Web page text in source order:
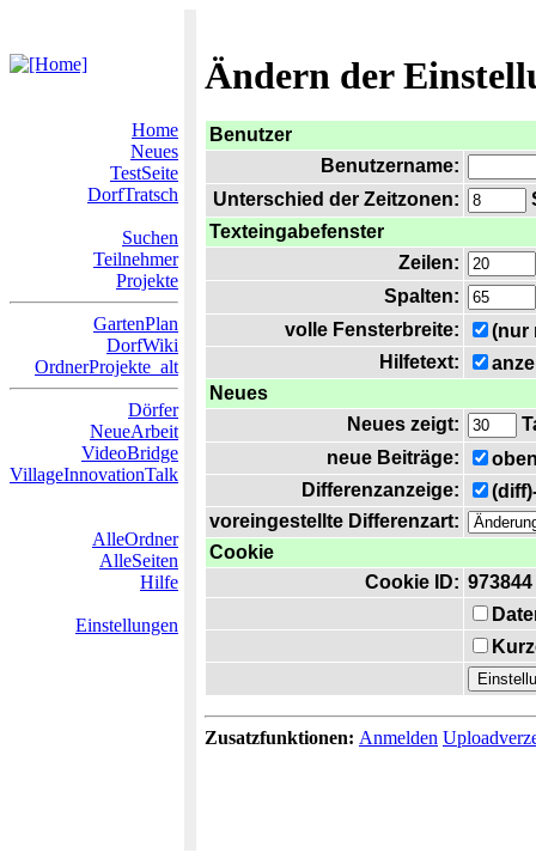
Ändern der
Home
Neues
TestSeite
DorfTratsch
Suchen
Teilnehmer
Projekte
GartenPlan
DorfWiki
OrdnerProjekte_alt
Dörfer
NeueArbeit
VideoBridge
VillageInnovationTalk
AlleOrdner
AlleSeiten
Hilfe
Einstellungen
Benutzer
Benutzername:
Unterschied der Zeitzonen:
Texteingabefenster
Zeilen:
Spalten:
volle Fensterbreite:
(nur
Hilfetext:
Neues
Neues zeigt:
neue Beiträge:
Differenzanzeige:
voreingestellte Differenzart:
Cookie
Cookie ID: 973844
Zusatzfunktionen: Anmelden